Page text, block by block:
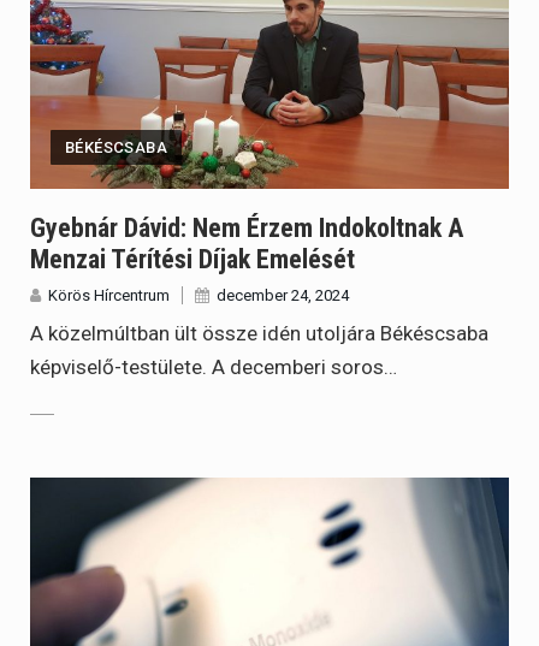
BÉKÉSCSABA
Gyebnár Dávid: Nem Érzem Indokoltnak A
Menzai Térítési Díjak Emelését
Körös Hírcentrum december 24, 2024
A közelmúltban ült össze idén utoljára Békéscsaba
képviselő-testülete. A decemberi soros…